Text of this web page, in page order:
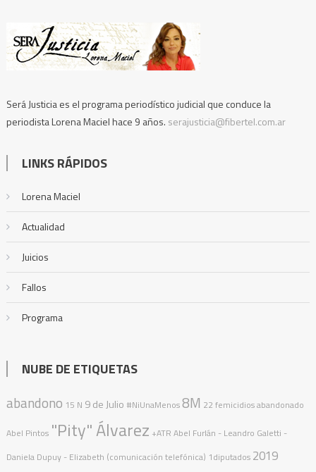
Será Justicia es el programa periodístico judicial que conduce la
periodista Lorena Maciel hace 9 años. serajusticia@fibertel.com.ar
LINKS RÁPIDOS
Lorena Maciel
Actualidad
Juicios
Fallos
Programa
NUBE DE ETIQUETAS
abandono 15 N 9 de Julio #NiUnaMenos8M 22 femicidiosabandonado
Abel Pintos "Pity" Álvarez +ATR Abel Furlán - Leandro Galetti -
Daniela Dupuy - Elizabeth (comunicación telefónica) 1diputados 2019